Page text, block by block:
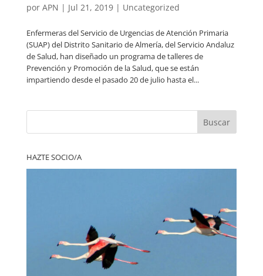
por APN | Jul 21, 2019| Uncategorized
Enfermeras del Servicio de Urgencias de Atención Primaria
(SUAP) del Distrito Sanitario de Almería, del Servicio Andaluz
de Salud, han diseñado un programa de talleres de
Prevención y Promoción de la Salud, que se están
impartiendo desde el pasado 20 de julio hasta el...
Buscar
HAZTE SOCIO/A